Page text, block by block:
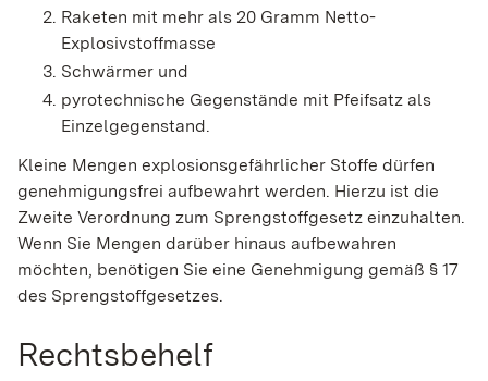
Raketen mit mehr als 20 Gramm Netto-
Explosivstoffmasse
Schwärmer und
pyrotechnische Gegenstände mit Pfeifsatz als
Einzelgegenstand.
Kleine Mengen explosionsgefährlicher Stoffe dürfen
genehmigungsfrei aufbewahrt werden. Hierzu ist die
Zweite Verordnung zum Sprengstoffgesetz einzuhalten.
Wenn Sie Mengen darüber hinaus aufbewahren
möchten, benötigen Sie eine Genehmigung gemäß § 17
des Sprengstoffgesetzes.
Rechtsbehelf